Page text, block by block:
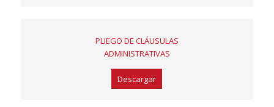
PLIEGO DE CLÁUSULAS
ADMINISTRATIVAS
Descargar